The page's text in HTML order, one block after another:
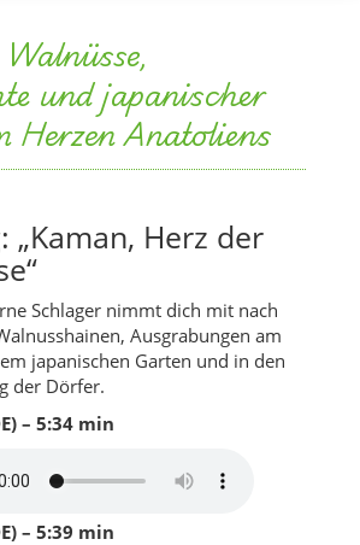
und japanischer
Herzen Anatoliens
„Kaman, Herz der
Schlager nimmt dich mit nach
Ausgrabungen am
japanischen Garten und in den
der Dörfer.
– 5:34 min
– 5:39 min